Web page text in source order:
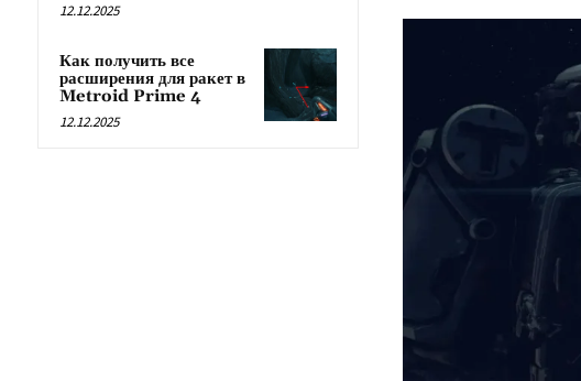
12.12.2025
Как получить все
расширения для ракет в
Metroid Prime 4
12.12.2025